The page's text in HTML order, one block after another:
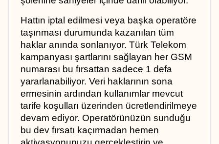
Hattın iptal edilmesi veya başka operatöre
taşınması durumunda kazanılan tüm
haklar anında sonlanıyor. Türk Telekom
kampanyası şartlarını sağlayan her GSM
numarası bu fırsattan sadece 1 defa
yararlanabiliyor. Veri haklarının sona
ermesinin ardından kullanımlar mevcut
tarife koşulları üzerinden ücretlendirilmeye
devam ediyor. Operatörünüzün sunduğu
bu dev fırsatı kaçırmadan hemen